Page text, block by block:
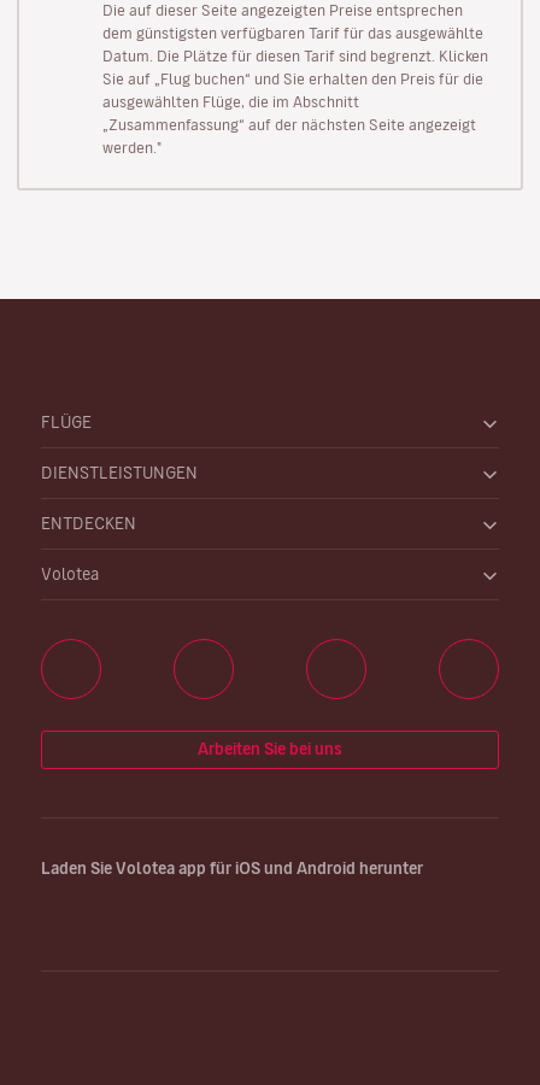
Die auf dieser Seite angezeigten Preise entsprechen
dem günstigsten verfügbaren Tarif für das ausgewählte
Datum. Die Plätze für diesen Tarif sind begrenzt. Klicken
Sie auf „Flug buchen“ und Sie erhalten den Preis für die
ausgewählten Flüge, die im Abschnitt
„Zusammenfassung“ auf der nächsten Seite angezeigt
werden."
FLÜGE
DIENSTLEISTUNGEN
ENTDECKEN
Volotea
Arbeiten Sie bei uns
Laden Sie Volotea app für iOS und Android herunter